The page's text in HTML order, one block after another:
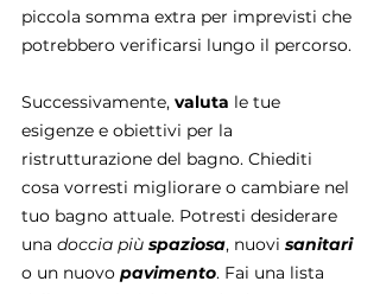
piccola somma extra per imprevisti che
potrebbero verificarsi lungo il percorso.
Successivamente, valuta le tue
esigenze e obiettivi per la
ristrutturazione del bagno. Chiediti
cosa vorresti migliorare o cambiare nel
tuo bagno attuale. Potresti desiderare
una doccia più spaziosa, nuovi sanitari
o un nuovo pavimento. Fai una lista